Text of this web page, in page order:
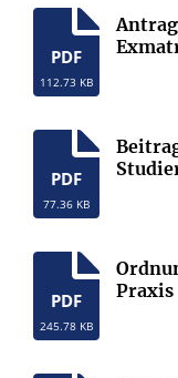
PDF
112.73 KB
PDF
77.36 KB
PDF
245.78 KB
Praxis